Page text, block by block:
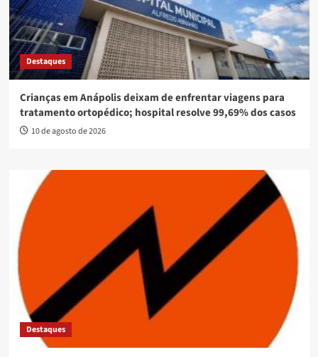
Destaques
Crianças em Anápolis deixam de enfrentar viagens para
tratamento ortopédico; hospital resolve 99,69% dos casos
10 de agosto de 2026
Destaques